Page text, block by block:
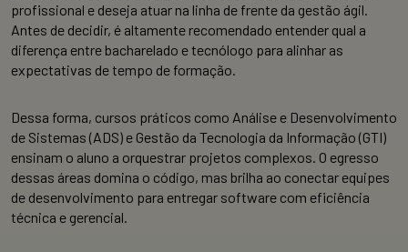
profissional e deseja atuar na linha de frente da gestão ágil.
Antes de decidir, é altamente recomendado entender qual a
diferença entre bacharelado e tecnólogo para alinhar as
expectativas de tempo de formação.
Dessa forma, cursos práticos como Análise e Desenvolvimento
de Sistemas (ADS) e Gestão da Tecnologia da Informação (GTI)
ensinam o aluno a orquestrar projetos complexos. O egresso
dessas áreas domina o código, mas brilha ao conectar equipes
de desenvolvimento para entregar software com eficiência
técnica e gerencial.